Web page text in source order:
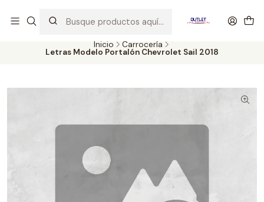
probados con altos estándares de calidad.
Inicio Carrocería
Letras Modelo Portalón Chevrolet Sail 2018